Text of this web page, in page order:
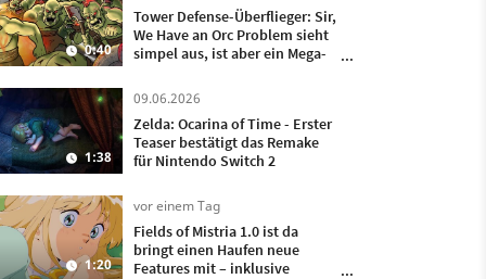
0:40
Tower Defense-Überflieger: Sir,
We Have an Orc Problem sieht
simpel aus, ist aber ein Mega-
1:38
09.06.2026
Zelda: Ocarina of Time - Erster
Teaser bestätigt das Remake
für Nintendo Switch 2
1:20
vor einem Tag
Fields of Mistria 1.0 ist da
bringt einen Haufen neue
Features mit – inklusive